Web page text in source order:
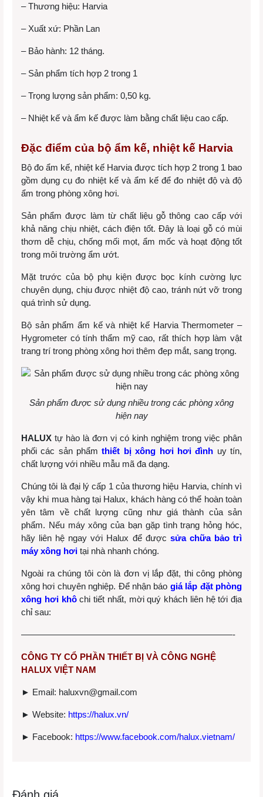
– Thương hiệu: Harvia
– Xuất xứ: Phần Lan
– Bảo hành: 12 tháng.
– Sản phẩm tích hợp 2 trong 1
– Trọng lượng sản phẩm: 0,50 kg.
– Nhiệt kế và ẩm kế được làm bằng chất liệu cao cấp.
Đặc điểm của bộ ẩm kế, nhiệt kế Harvia
Bộ đo ẩm kế, nhiệt kế Harvia được tích hợp 2 trong 1 bao
gồm dụng cụ đo nhiệt kế và ẩm kế để đo nhiệt độ và độ
ẩm trong phòng xông hơi.
Sản phẩm được làm từ chất liệu gỗ thông cao cấp với
khả năng chịu nhiệt, cách điện tốt. Đây là loại gỗ có mùi
thơm dễ chịu, chống mối mọt, ẩm mốc và hoạt động tốt
trong môi trường ẩm ướt.
Mặt trước của bộ phụ kiện được bọc kính cường lực
chuyên dụng, chịu được nhiệt độ cao, tránh nứt vỡ trong
quá trình sử dụng.
Bộ sản phẩm ẩm kế và nhiệt kế Harvia Thermometer –
Hygrometer có tính thẩm mỹ cao, rất thích hợp làm vật
trang trí trong phòng xông hơi thêm đẹp mắt, sang trọng.
Sản phẩm được sử dụng nhiều trong các phòng xông
hiện nay
HALUX tự hào là đơn vị có kinh nghiệm trong việc phân
phối các sản phẩm thiết bị xông hơi hơi đình uy tín,
chất lượng với nhiều mẫu mã đa dạng.
Chúng tôi là đại lý cấp 1 của thương hiệu Harvia, chính vì
vậy khi mua hàng tại Halux, khách hàng có thể hoàn toàn
yên tâm về chất lượng cũng như giá thành của sản
phẩm. Nếu máy xông của bạn gặp tình trạng hỏng hóc,
hãy liên hệ ngay với Halux để được sửa chữa bảo trì
máy xông hơi tại nhà nhanh chóng.
Ngoài ra chúng tôi còn là đơn vị lắp đặt, thi công phòng
xông hơi chuyên nghiệp. Để nhận báo giá lắp đặt phòng
xông hơi khôchi tiết nhất, mời quý khách liên hệ tới địa
chỉ sau:
————————————————————————-
CÔNG TY CỔ PHẦN THIẾT BỊ VÀ CÔNG NGHỆ
HALUX VIỆT NAM
► Email: haluxvn@gmail.com
► Website: https://halux.vn/
► Facebook: https://www.facebook.com/halux.vietnam/